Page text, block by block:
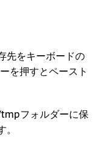
先をキーボードの
を押すとペースト
フォルダーに保